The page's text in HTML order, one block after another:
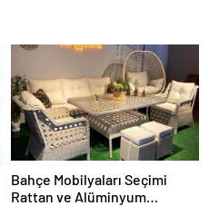
Bahçe Mobilyaları Seçimi
Rattan ve Alüminyum